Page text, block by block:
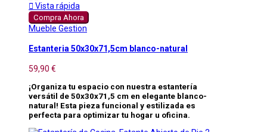
 Vista rápida
Compra Ahora
Mueble Gestion
Estanteria 50x30x71,5cm blanco-natural
59,90 €
¡Organiza tu espacio con nuestra estantería
versátil de 50x30x71,5 cm en elegante blanco-
natural! Esta pieza funcional y estilizada es
perfecta para optimizar tu hogar u oficina.